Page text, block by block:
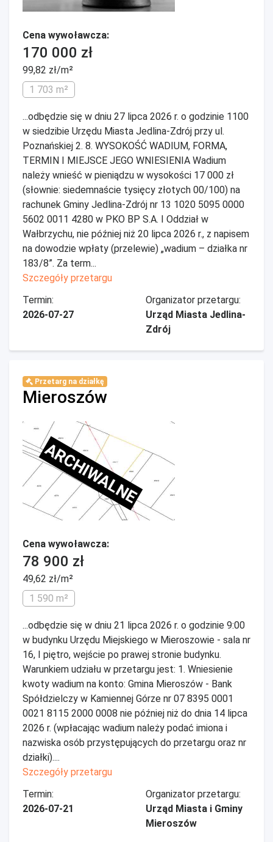
Cena wywoławcza:
170 000 zł
99,82 zł/m²
1 703 m²
...odbędzie się w dniu 27 lipca 2026 r. o godzinie 1100
w siedzibie Urzędu Miasta Jedlina-Zdrój przy ul.
Poznańskiej 2. 8. WYSOKOŚĆ WADIUM, FORMA,
TERMIN I MIEJSCE JEGO WNIESIENIA Wadium
należy wnieść w pieniądzu w wysokości 17 000 zł
(słownie: siedemnaście tysięcy złotych 00/100) na
rachunek Gminy Jedlina-Zdrój nr 13 1020 5095 0000
5602 0011 4280 w PKO BP S.A. I Oddział w
Wałbrzychu, nie później niż 20 lipca 2026 r., z napisem
na dowodzie wpłaty (przelewie) „wadium – działka nr
183/8”. Za term...
Szczegóły przetargu
Termin:
2026-07-27
Organizator przetargu:
Urząd Miasta Jedlina-
Zdrój
Przetarg na działkę
Mieroszów
ARCHIWALNE
Cena wywoławcza:
78 900 zł
49,62 zł/m²
1 590 m²
...odbędzie się w dniu 21 lipca 2026 r. o godzinie 9:00
w budynku Urzędu Miejskiego w Mieroszowie - sala nr
16, I piętro, wejście po prawej stronie budynku.
Warunkiem udziału w przetargu jest: 1. Wniesienie
kwoty wadium na konto: Gmina Mieroszów - Bank
Spółdzielczy w Kamiennej Górze nr 07 8395 0001
0021 8115 2000 0008 nie później niż do dnia 14 lipca
2026 r. (wpłacając wadium należy podać imiona i
nazwiska osób przystępujących do przetargu oraz nr
działki)....
Szczegóły przetargu
Termin:
2026-07-21
Organizator przetargu:
Urząd Miasta i Gminy
Mieroszów